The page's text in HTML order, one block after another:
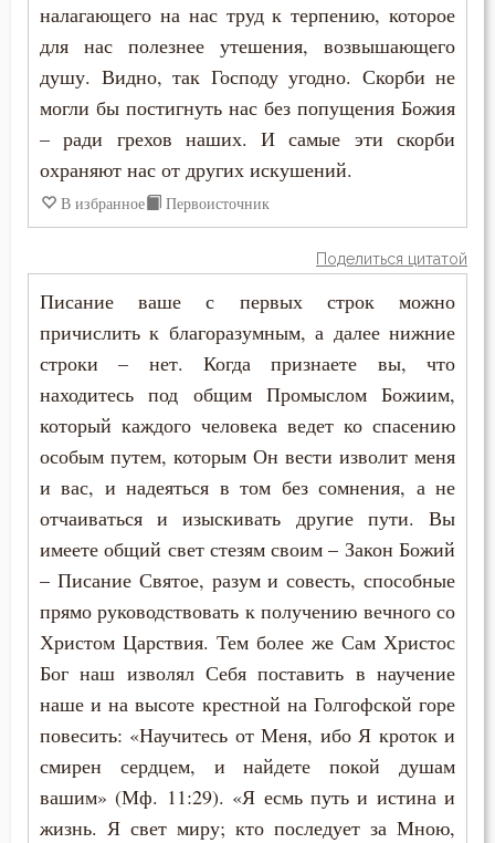
Власть
Воля
Воля Божия
Время
Дело
Друг
Жизнь
Исправление
Молитва
Молчание
Монастырь
Монах
Надежда
Варсонофий Оптинский (Плиханков)
Василий Великий
Григорий Богослов
Григорий Палама
Игнатий Брянчанинов
Иоанн Златоуст
Иоанн Кассиан Римлянин
Иоанн Кронштадтский
Иосиф Оптинский (Литовкин)
Исаак Сирин Ниневийский
Исидор Пелусиот
Лев Оптинский (Наголкин)
Макарий Оптинский (Иванов)
Максим Исповедник
налагающего на нас труд к терпению, которое
для нас полезнее утешения, возвышающего
душу. Видно, так Господу угодно. Скорби не
могли бы постигнуть нас без попущения Божия
– ради грехов наших. И самые эти скорби
охраняют нас от других искушений.
В избранное Первоисточник
Поделиться цитатой
Писание ваше с первых строк можно
причислить к благоразумным, а далее нижние
строки – нет. Когда признаете вы, что
находитесь под общим Промыслом Божиим,
который каждого человека ведет ко спасению
особым путем, которым Он вести изволит меня
и вас, и надеяться в том без сомнения, а не
отчаиваться и изыскивать другие пути. Вы
имеете общий свет стезям своим – Закон Божий
– Писание Святое, разум и совесть, способные
прямо руководствовать к получению вечного со
Христом Царствия. Тем более же Сам Христос
Бог наш изволял Себя поставить в научение
наше и на высоте крестной на Голгофской горе
повесить: «Научитесь от Меня, ибо Я кроток и
смирен сердцем, и найдете покой душам
вашим» (Мф. 11:29). «Я есмь путь и истина и
жизнь. Я свет миру; кто последует за Мною,